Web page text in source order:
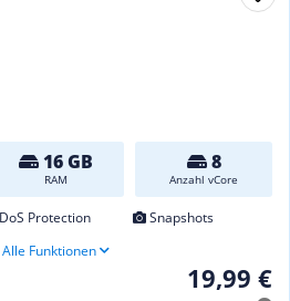
16 GB
RAM
8
Anzahl vCore
Protection
Snapshots
Funktionen
19,99 €